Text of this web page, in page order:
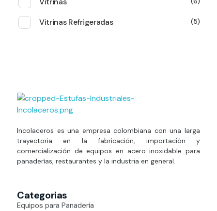
Vitrinas Refrigeradas 5
Incolaceros es una empresa colombiana con una larga
trayectoria en la fabricación, importación y
comercialización de equipos en acero inoxidable para
panaderías, restaurantes y la industria en general.
Categorias
Equipos para Panaderia